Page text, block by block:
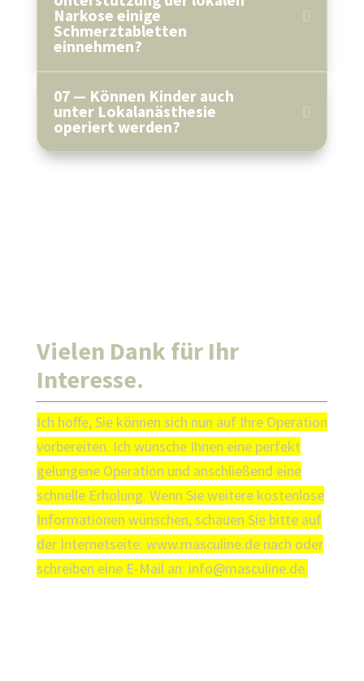
Narkose einige
Schmerztabletten
einnehmen?
07 — Können Kinder auch
unter Lokalanästhesie
operiert werden?
Vielen Dank für Ihr
Interesse.
Ich hoffe, Sie können sich nun auf Ihre Operation
vorbereiten. Ich wünsche Ihnen eine perfekt
gelungene Operation und anschließend eine
schnelle Erholung. Wenn Sie weitere kostenlose
Informationen wünschen, schauen Sie bitte auf
der Internetseite: www.masculine.de nach oder
schreiben eine E-Mail an: info@masculine.de.